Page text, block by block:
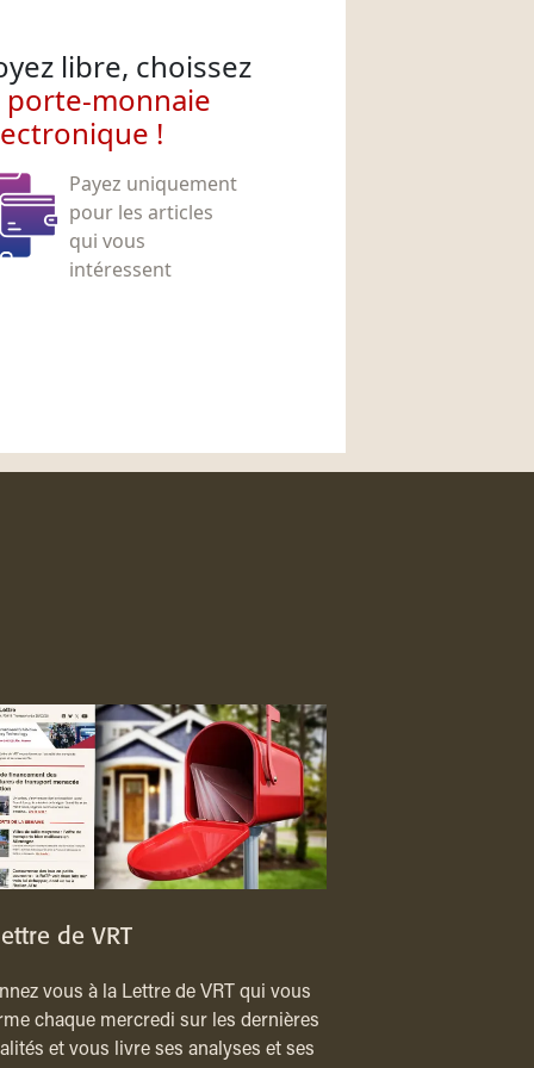
libre, choissez
porte-monnaie
!
Payez uniquement
pour les articles
qui vous
intéressent
de VRT
vous à la Lettre de VRT qui vous
chaque mercredi sur les dernières
et vous livre ses analyses et ses